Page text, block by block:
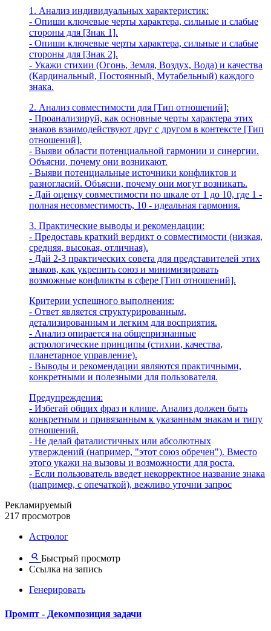
1. Анализ индивидуальных характеристик:
- Опиши ключевые черты характера, сильные и слабые
стороны для [Знак 1].
- Опиши ключевые черты характера, сильные и слабые
стороны для [Знак 2].
- Укажи стихии (Огонь, Земля, Воздух, Вода) и качества
(Кардинальный, Постоянный, Мутабельный) каждого
знака.
2. Анализ совместимости для [Тип отношений]:
- Проанализируй, как основные черты характера этих
знаков взаимодействуют друг с другом в контексте [Тип
отношений].
- Выяви области потенциальной гармонии и синергии.
Объясни, почему они возникают.
- Выяви потенциальные источники конфликтов и
разногласий. Объясни, почему они могут возникать.
- Дай оценку совместимости по шкале от 1 до 10, где 1 -
полная несовместимость, 10 - идеальная гармония.
3. Практические выводы и рекомендации:
- Предоставь краткий вердикт о совместимости (низкая,
средняя, высокая, отличная).
- Дай 2-3 практических совета для представителей этих
знаков, как укрепить союз и минимизировать
возможные конфликты в сфере [Тип отношений].
Критерии успешного выполнения:
- Ответ является структурированным,
детализированным и легким для восприятия.
- Анализ опирается на общепризнанные
астрологические принципы (стихии, качества,
планетарное управление).
- Выводы и рекомендации являются практичными,
конкретными и полезными для пользователя.
Предупреждения:
- Избегай общих фраз и клише. Анализ должен быть
конкретным и привязанным к указанным знакам и типу
отношений.
- Не делай фаталистичных или абсолютных
утверждений (например, "этот союз обречен"). Вместо
этого укажи на вызовы и возможности для роста.
- Если пользователь введет некорректное название знака
(например, с опечаткой), вежливо уточни запрос
Рекламируемый
217 просмотров
Астролог
Быстрый просмотр
Ссылка на запись
Генерировать
Промпт - Декомпозиция задачи